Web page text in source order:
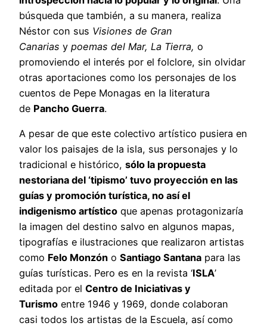
búsqueda que también, a su manera, realiza
Néstor con sus Visiones de Gran
Canarias y poemas del Mar, La Tierra, o
promoviendo el interés por el folclore, sin olvidar
otras aportaciones como los personajes de los
cuentos de Pepe Monagas en la literatura
de Pancho Guerra.
A pesar de que este colectivo artístico pusiera en
valor los paisajes de la isla, sus personajes y lo
tradicional e histórico, sólo la propuesta
nestoriana del ‘tipismo’ tuvo proyección en las
guías y promoción turística, no así el
indigenismo artístico que apenas protagonizaría
la imagen del destino salvo en algunos mapas,
tipografías e ilustraciones que realizaron artistas
como Felo Monzón o Santiago Santana para las
guías turísticas. Pero es en la revista ‘ISLA’
editada por el Centro de Iniciativas y
Turismo entre 1946 y 1969, donde colaboran
casi todos los artistas de la Escuela, así como